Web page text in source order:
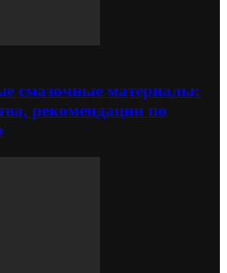
смазочные материалы:
рекомендации по